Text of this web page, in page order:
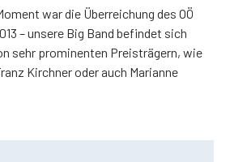
war die Überreichung des OÖ
– unsere Big Band befindet sich
sehr prominenten Preisträgern, wie
Kirchner oder auch Marianne